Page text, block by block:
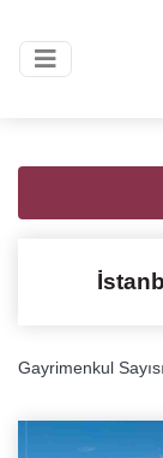
Gayrimenkul Sayısı